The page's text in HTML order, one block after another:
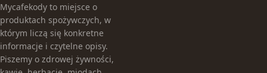
Mycafekody to miejsce o
produktach spożywczych, w
którym liczą się konkretne
informacje i czytelne opisy.
Piszemy o zdrowej żywności,